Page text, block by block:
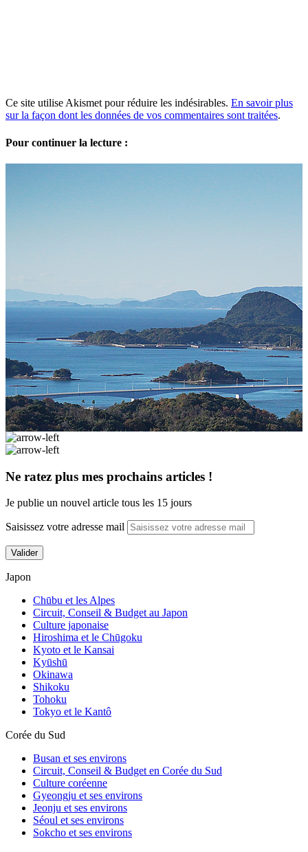
Ce site utilise Akismet pour réduire les indésirables. En savoir plus
sur la façon dont les données de vos commentaires sont traitées.
Pour continuer la lecture :
Road trip de 12 jours sur l’île de Kyushu :
le Japon en voiture !
Ne ratez plus mes prochains articles !
Je publie un nouvel article tous les 15 jours
Saisissez votre adresse mail
Valider
Japon
Chūbu et les Alpes
Circuit, Conseil & Budget au Japon
Culture japonaise
Hiroshima et le Chūgoku
Kyoto et le Kansai
Kyūshū
Okinawa
Shikoku
Tohoku
Tokyo et le Kantô
Corée du Sud
Busan et ses environs
Circuit, Conseil & Budget en Corée du Sud
Culture coréenne
Gyeongju et ses environs
Jeonju et ses environs
Séoul et ses environs
Sokcho et ses environs